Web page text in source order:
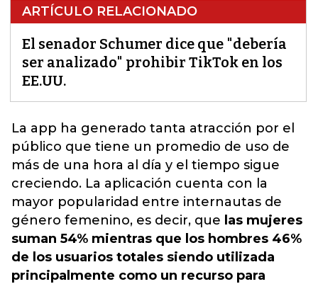
ARTÍCULO RELACIONADO
El senador Schumer dice que "debería
ser analizado" prohibir TikTok en los
EE.UU.
La app ha generado tanta atracción por el
público que tiene un promedio de uso de
más de una hora al día y el tiempo sigue
creciendo. La aplicación cuenta con la
mayor popularidad entre internautas de
género femenino, es decir, que las mujeres
suman 54% mientras que los hombres 46%
de los usuarios totales siendo utilizada
principalmente como un recurso para